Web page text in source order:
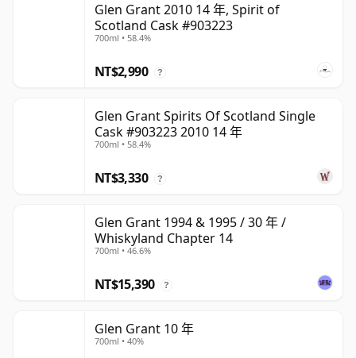
Glen Grant 2010 14 年, Spirit of
Scotland Cask #903223
700ml • 58.4%
NT$2,990 ?
Glen Grant Spirits Of Scotland Single
Cask #903223 2010 14 年
700ml • 58.4%
NT$3,330 ?
Glen Grant 1994 & 1995 / 30 年 /
Whiskyland Chapter 14
700ml • 46.6%
NT$15,390 ?
Glen Grant 10 年
700ml • 40%